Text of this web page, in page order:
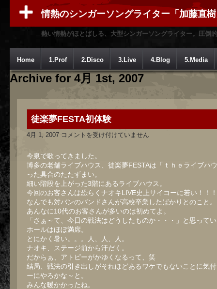
情熱のシンガーソングライター「加藤直
熱い情熱がほとばしる、大型シンガーソングライター。圧倒
Home 1.Prof 2.Disco 3.Live 4.Blog 5.Media
Archive for 4月 1st, 2007
徒楽夢FESTA初体験
4月 1, 2007 徒
FESTA
初
体
験
は
コメントを受け付けていません
今泉で歌ってきました。
博多の老舗ライブハウス、徒楽夢FESTAは「ｔｈｅライブハ
った具合のたたずまい。
細い階段を上がった3階にあるライブハウス。
今回のお客さんは恐らくナオキLIVE史上サイコーに若い！！
なんでも対バンのバンドさんが高校卒業したばかりとのこと。
あんなに10代のお客さんが多いのは初めてよ。
「さぁ～て、今日の戦法はどうしたものか・・・」と思って
ホールはほぼ満席。
とにかく暑い。。。人、人、人。
ナオキ、ステージ前から汗だく。
だからぁ、アトピーがかゆくなるって、笑
結局、戦法の引き出しがそれほどあるワケでもないことに気
ーにやろかな～と。
みんな暖かかったね。